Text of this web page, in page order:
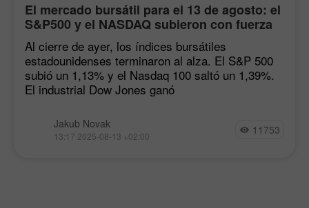
El mercado bursátil para el 13 de agosto: el
S&P500 y el NASDAQ subieron con fuerza
tras las estadísticas de inflación
Al cierre de ayer, los índices bursátiles
estadounidenses terminaron al alza. El S&P 500
subió un 1,13% y el Nasdaq 100 saltó un 1,39%.
El industrial Dow Jones ganó
Jakub Novak
13:17 2025-08-13 +02:00 11753